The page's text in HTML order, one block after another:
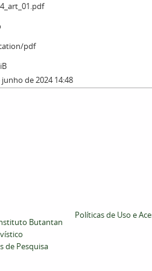
pdf
junho de 2024 14:48
Butantan
de Pesquisa
Políticas de Uso e